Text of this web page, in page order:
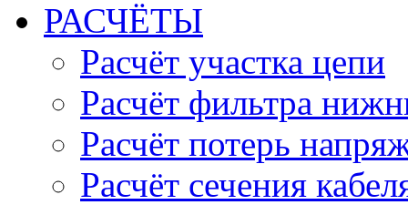
РАСЧЁТЫ
Расчёт участка цепи
Расчёт фильтра
Расчёт потерь
Расчёт сечения